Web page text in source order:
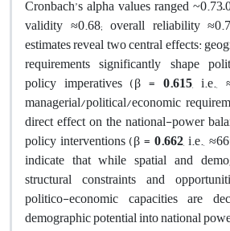
Cronbach’s alpha values ranged
validity ≈0.68; overall reliability
estimates reveal two central effects:
requirements significantly shape
policy imperatives (β = 0.615, i.e.,
managerial/political/economic
direct effect on the national-power
policy interventions (β = 0.662, i.e.,
indicate that while spatial and
structural constraints and
politico-economic capacities are
demographic potential into national